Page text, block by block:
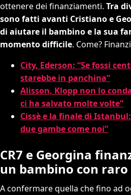
ottenere dei finanziamenti. Tra
sono fatti avanti Cristiano e
di aiutare il bambino e la sua
momento difficile. Come?
City, Ederson: “Se fossi
starebbe in panchina”
Alisson, Klopp non lo
ci ha salvato molte volte”
Cissè e la finale di
due gambe come noi”
CR7 e Georgina
un bambino con
A confermare quella che fino ad